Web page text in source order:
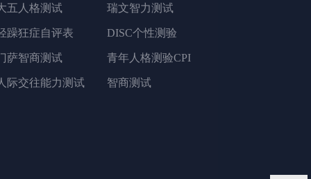
五人格测试 瑞文智力测试
躁狂症自评表 DISC个性测验
萨智商测试 青年人格测验CPI
际交往能力测试 智商测试